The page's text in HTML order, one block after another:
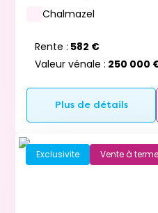
Chalmazel
Rente : 582 €
Valeur vénale : 250 000
Plus de détails
Exclusivite Vente à